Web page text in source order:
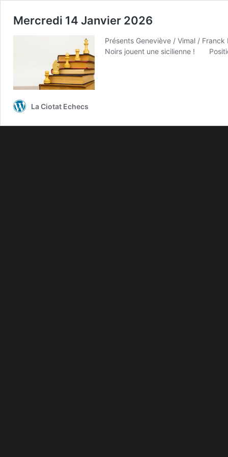
Mercredi 14 Janvier 2026
Présents Geneviève / Vimal /
Noirs jouent une sicilienne !
La Ciotat Echecs